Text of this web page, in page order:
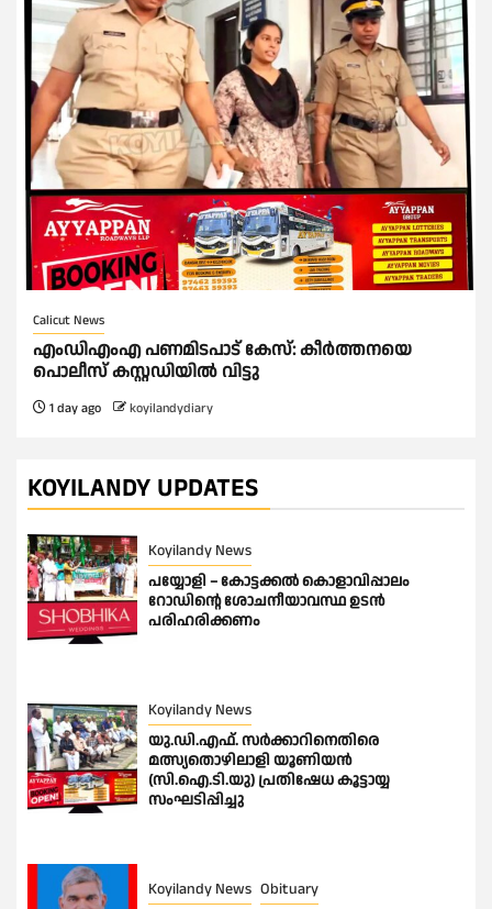
Calicut News
എംഡിഎംഎ പണമിടപാട് കേസ്: കീർത്തനയെ
പൊലീസ് കസ്റ്റഡിയിൽ വിട്ടു
1 day ago koyilandydiary
KOYILANDY UPDATES
Koyilandy News
പയ്യോളി – കോട്ടക്കൽ കൊളാവിപ്പാലം
റോഡിൻ്റെ ശോചനീയാവസ്ഥ ഉടൻ
പരിഹരിക്കണം
Koyilandy News
യു.ഡി.എഫ്. സർക്കാറിനെതിരെ
മത്സ്യതൊഴിലാളി യൂണിയൻ
(സി.ഐ.ടി.യു) പ്രതിഷേധ കൂട്ടായ്യ
സംഘടിപ്പിച്ചു
Koyilandy News Obituary